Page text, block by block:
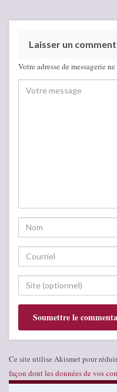
Laisser un
Votre adresse de messagerie
Ce site utilise Akismet pour
façon dont les données de vos